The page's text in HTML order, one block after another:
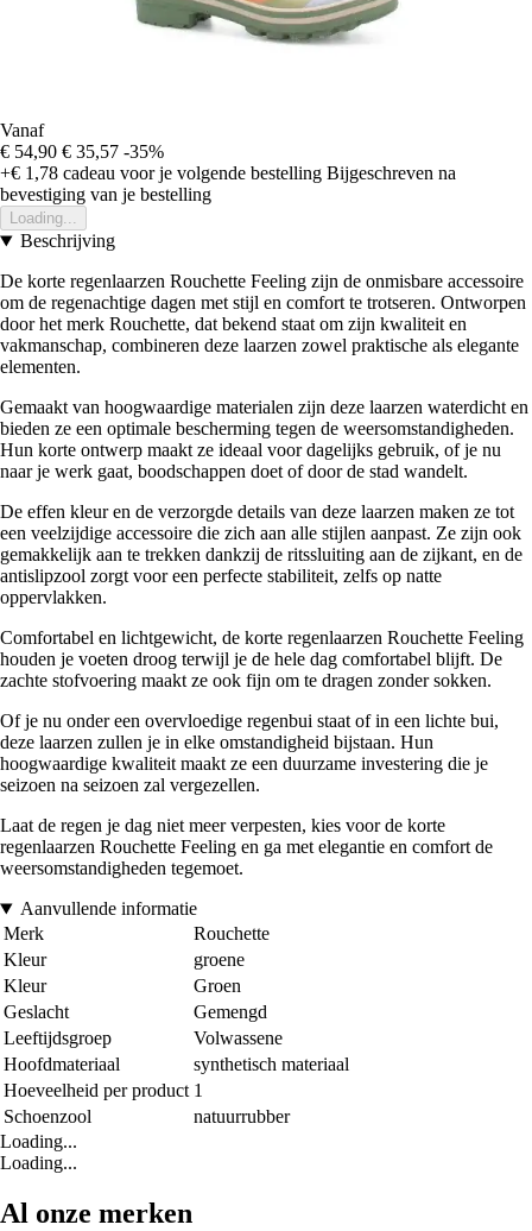
Vanaf
€ 54,90 € 35,57 -35%
+€ 1,78 cadeau voor je volgende bestelling Bijgeschreven na
bevestiging van je bestelling
Loading...
Beschrijving
De korte regenlaarzen Rouchette Feeling zijn de onmisbare accessoire
om de regenachtige dagen met stijl en comfort te trotseren. Ontworpen
door het merk Rouchette, dat bekend staat om zijn kwaliteit en
vakmanschap, combineren deze laarzen zowel praktische als elegante
elementen.
Gemaakt van hoogwaardige materialen zijn deze laarzen waterdicht en
bieden ze een optimale bescherming tegen de weersomstandigheden.
Hun korte ontwerp maakt ze ideaal voor dagelijks gebruik, of je nu
naar je werk gaat, boodschappen doet of door de stad wandelt.
De effen kleur en de verzorgde details van deze laarzen maken ze tot
een veelzijdige accessoire die zich aan alle stijlen aanpast. Ze zijn ook
gemakkelijk aan te trekken dankzij de ritssluiting aan de zijkant, en de
antislipzool zorgt voor een perfecte stabiliteit, zelfs op natte
oppervlakken.
Comfortabel en lichtgewicht, de korte regenlaarzen Rouchette Feeling
houden je voeten droog terwijl je de hele dag comfortabel blijft. De
zachte stofvoering maakt ze ook fijn om te dragen zonder sokken.
Of je nu onder een overvloedige regenbui staat of in een lichte bui,
deze laarzen zullen je in elke omstandigheid bijstaan. Hun
hoogwaardige kwaliteit maakt ze een duurzame investering die je
seizoen na seizoen zal vergezellen.
Laat de regen je dag niet meer verpesten, kies voor de korte
regenlaarzen Rouchette Feeling en ga met elegantie en comfort de
weersomstandigheden tegemoet.
Aanvullende informatie
Merk
Rouchette
Kleur
groene
Kleur
Groen
Geslacht
Gemengd
Leeftijdsgroep
Volwassene
Hoofdmateriaal
synthetisch materiaal
Hoeveelheid per product 1
Schoenzool
natuurrubber
Loading...
Loading...
Al onze merken